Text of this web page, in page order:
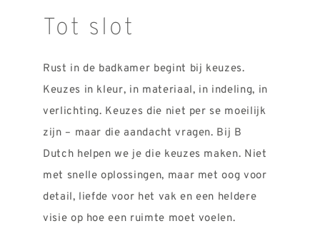
Tot slot
Rust in de badkamer begint bij keuzes.
Keuzes in kleur, in materiaal, in indeling, in
verlichting. Keuzes die niet per se moeilijk
zijn – maar die aandacht vragen. Bij B
Dutch helpen we je die keuzes maken. Niet
met snelle oplossingen, maar met oog voor
detail, liefde voor het vak en een heldere
visie op hoe een ruimte moet voelen.